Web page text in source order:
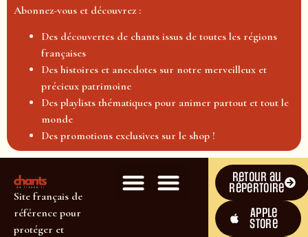
Abonnez-vous et découvrez :
Des découvertes de chants issus de toutes les régions
françaises
Des histoires et anecdotes sur notre merveilleux et
précieux patrimoine
Des playlists thématiques pour animer partout et tout le
monde
Des promotions exclusives sur le shop !
Site français de
référence pour
protéger et
Retour au
répertoire
Apple
Store